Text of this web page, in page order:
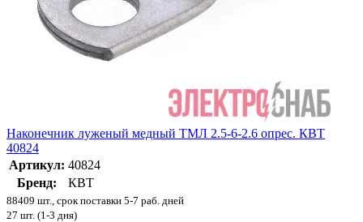
Наконечник луженый медный ТМЛ 2.5-6-2.6 опрес. КВТ
40824
Артикул: 40824
Бренд:
КВТ
88409 шт., срок поставки 5-7 раб. дней
27 шт. (1-3 дня)